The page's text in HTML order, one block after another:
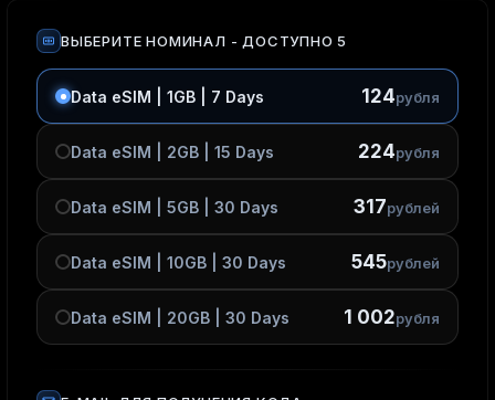
ВЫБЕРИТЕ НОМИНАЛ - ДОСТУПНО 5
Data eSIM | 1GB | 7 Days 124рубля
Data eSIM | 2GB | 15 Days 224рубля
Data eSIM | 5GB | 30 Days 317рублей
Data eSIM | 10GB | 30 Days 545рублей
Data eSIM | 20GB | 30 Days 1 002рубля